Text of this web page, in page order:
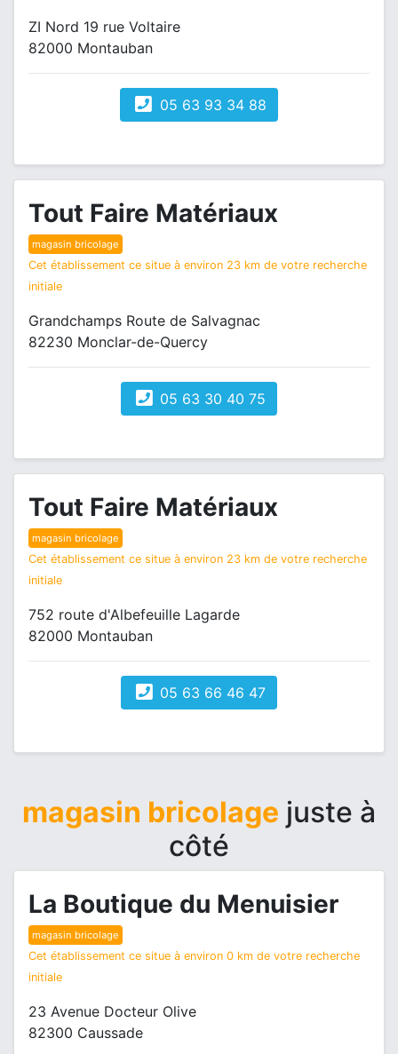
ZI Nord 19 rue Voltaire
82000 Montauban
05 63 93 34 88
Tout Faire Matériaux
magasin bricolage
Cet établissement ce situe à environ 23 km de votre recherche
initiale
Grandchamps Route de Salvagnac
82230 Monclar-de-Quercy
05 63 30 40 75
Tout Faire Matériaux
magasin bricolage
Cet établissement ce situe à environ 23 km de votre recherche
initiale
752 route d'Albefeuille Lagarde
82000 Montauban
05 63 66 46 47
magasin bricolage juste à
côté
La Boutique du Menuisier
magasin bricolage
Cet établissement ce situe à environ 0 km de votre recherche
initiale
23 Avenue Docteur Olive
82300 Caussade